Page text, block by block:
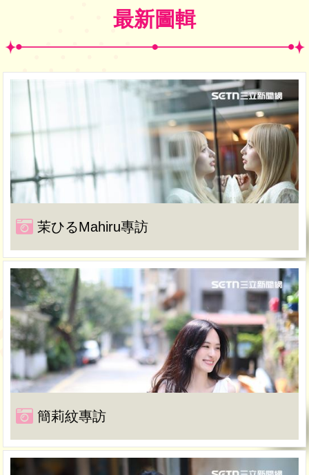
最新圖輯
茉ひるMahiru專訪
簡莉紋專訪